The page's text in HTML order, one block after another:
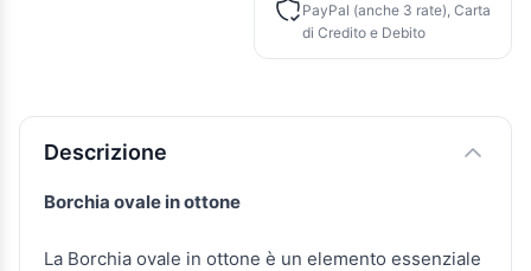
PayPal (anche 3 rate), Carta
di Credito e Debito
Descrizione e caratteristiche
Descrizione
Borchia ovale in ottone
La Borchia ovale in ottone è un elemento essenziale